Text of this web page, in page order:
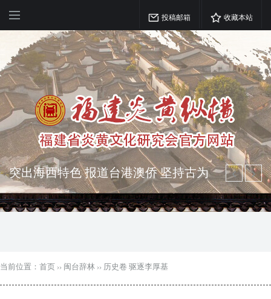
投稿邮箱 收藏本站
突出海西特色 报道台港澳侨 坚持古为
今用 力求雅俗共赏
弘扬优秀文化 振奋民族精神 介绍民族
当前位置： 首页 ›› 闽台辞林 ›› 历史卷 驱逐李厚基